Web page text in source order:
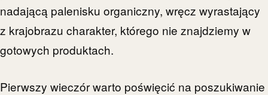
nadającą palenisku organiczny, wręcz wyrastający
z krajobrazu charakter, którego nie znajdziemy w
gotowych produktach.
Pierwszy wieczór warto poświęcić na poszukiwanie